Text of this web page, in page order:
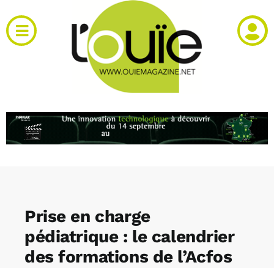
au
contenu
Toggle
Navigation
RH et emploi
Agenda
Prise en charge
pédiatrique : le calendrier
des formations de l’Acfos